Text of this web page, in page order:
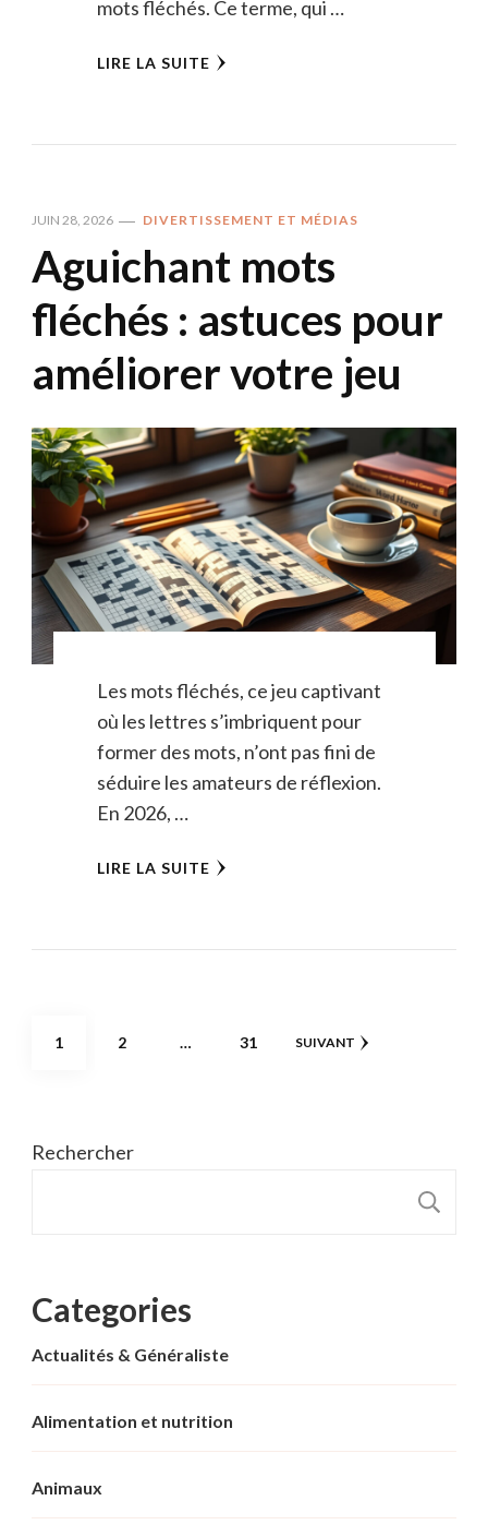
mots fléchés. Ce terme, qui …
LIRE LA SUITE
JUIN 28, 2026 DIVERTISSEMENT ET MÉDIAS
Aguichant mots
fléchés : astuces pour
améliorer votre jeu
Les mots fléchés, ce jeu captivant
où les lettres s’imbriquent pour
former des mots, n’ont pas fini de
séduire les amateurs de réflexion.
En 2026, …
LIRE LA SUITE
Pagination
PAGE
1 PAGE
2 … PAGE
31 SUIVANT
Rechercher
Categories
Actualités & Généraliste
Alimentation et nutrition
Animaux